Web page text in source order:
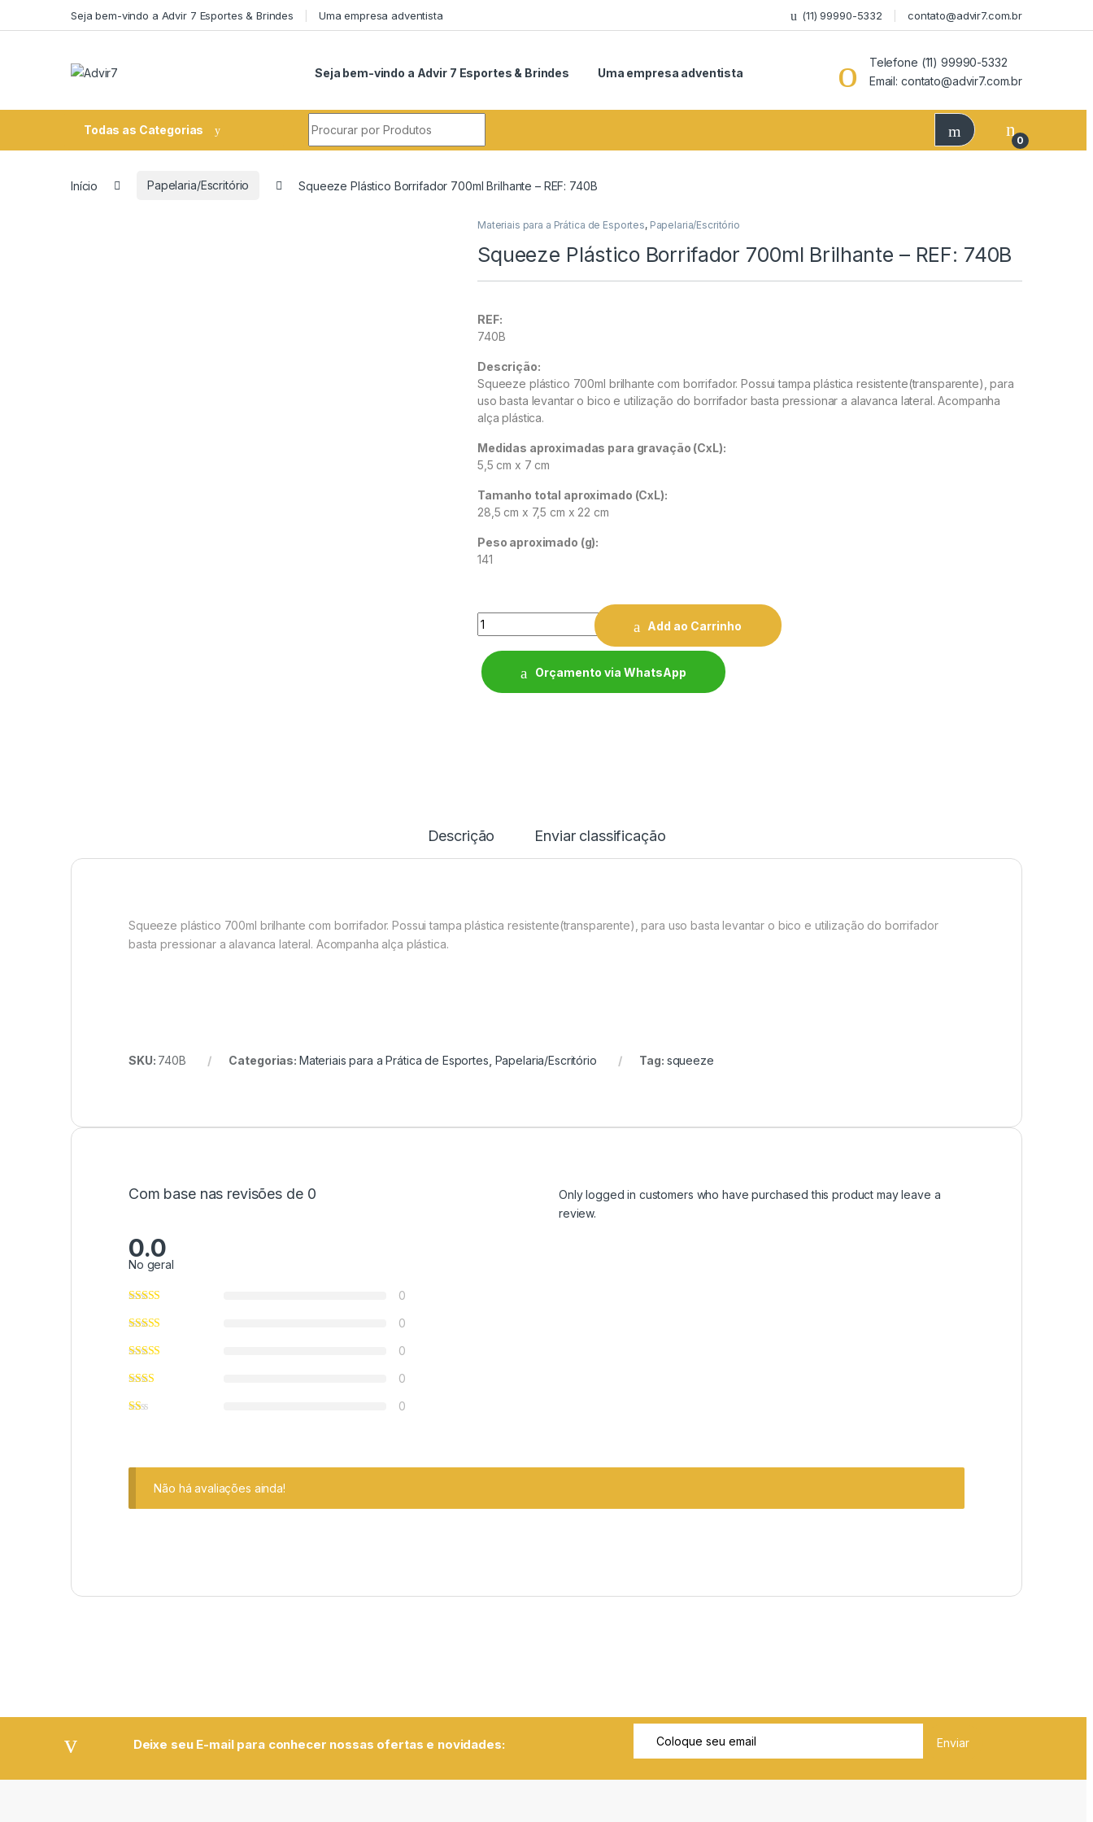
Seja bem-vindo a Advir 7 Esportes & Brindes Uma empresa adventista (11) 99990-5332 contato@advir7.com.br
Seja bem-vindo a Advir 7 Esportes & Brindes Uma empresa adventista
Telefone (11) 99990-5332
Email: contato@advir7.com.br
Todas as Categorias
0
Início Papelaria/Escritório Squeeze Plástico Borrifador 700ml Brilhante – REF: 740B
Materiais para a Prática de Esportes, Papelaria/Escritório
Squeeze Plástico Borrifador 700ml Brilhante – REF: 740B
REF:
740B
Descrição:
Squeeze plástico 700ml brilhante com borrifador. Possui tampa plástica resistente(transparente), para
uso basta levantar o bico e utilização do borrifador basta pressionar a alavanca lateral. Acompanha
alça plástica.
Medidas aproximadas para gravação (CxL):
5,5 cm x 7 cm
Tamanho total aproximado (CxL):
28,5 cm x 7,5 cm x 22 cm
Peso aproximado (g):
141
Quantity
Add ao Carrinho
Orçamento via WhatsApp
Descrição Enviar classificação
Squeeze plástico 700ml brilhante com borrifador. Possui tampa plástica resistente(transparente), para uso basta levantar o bico e utilização do borrifador
basta pressionar a alavanca lateral. Acompanha alça plástica.
SKU: 740B Categorias: Materiais para a Prática de Esportes Papelaria/Escritório Tag: squeeze
Com base nas revisões de 0
0.0
No geral
0
0
0
0
0
Only logged in customers who have purchased this product may leave a
review.
Não há avaliações ainda!
Deixe seu E-mail para conhecer nossas ofertas e novidades: